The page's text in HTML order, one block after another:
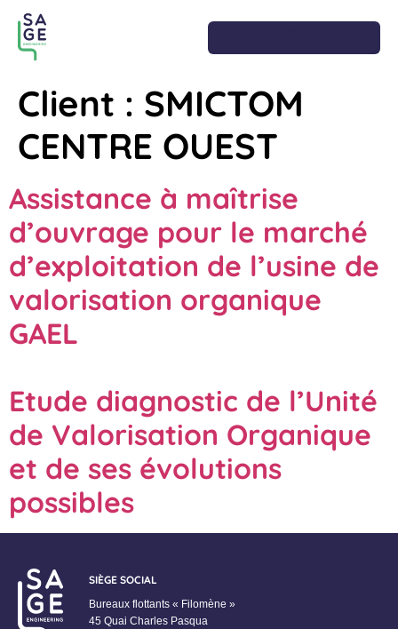
Client : SMICTOM
CENTRE OUEST
Assistance à maîtrise
d’ouvrage pour le marché
d’exploitation de l’usine de
valorisation organique
GAEL
Etude diagnostic de l’Unité
de Valorisation Organique
et de ses évolutions
possibles
SIÈGE SOCIAL
Bureaux flottants « Filomène »
45 Quai Charles Pasqua